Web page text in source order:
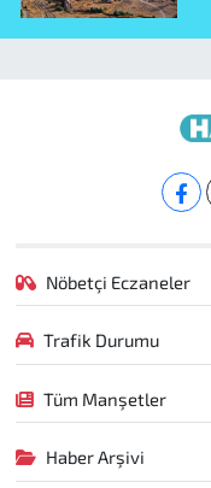
Nöbetçi Eczaneler
Trafik Durumu
Tüm Manşetler
Haber Arşivi